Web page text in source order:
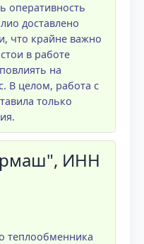
оперативность
доставлено
что крайне важно
в работе
на
В целом, работа с
только
ИНН
теплообменника